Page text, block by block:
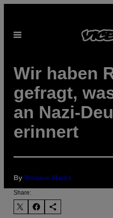
content
Open
Wir haben
gefragt,
an Nazi-
erinnert
By Melanie Marks
Share: